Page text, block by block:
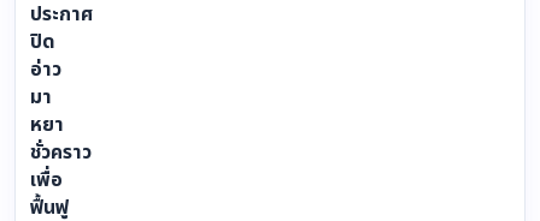
ประกาศ
ปิด
อ่าว
มา
หยา
ชั่วคราว
เพื่อ
ฟื้นฟู